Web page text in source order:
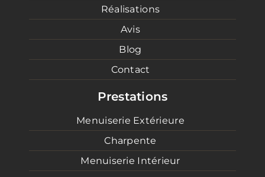
Réalisations
Avis
Blog
Contact
Prestations
Menuiserie Extérieure
Charpente
Menuiserie Intérieur